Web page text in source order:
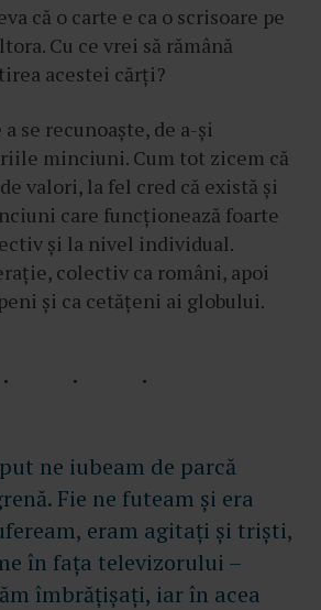
că o carte e ca o scrisoare pe
Cu ce vrei să rămână
acestei cărți?
a se recunoaște, de a-și
minciuni. Cum tot zicem că
valori, la fel cred că există și
care funcționează foarte
și la nivel individual.
colectiv ca români, apoi
și ca cetățeni ai globului.
ne iubeam de parcă
Fie ne futeam și era
eram agitați și triști,
în fața televizorului –
îmbrățișați, iar în acea